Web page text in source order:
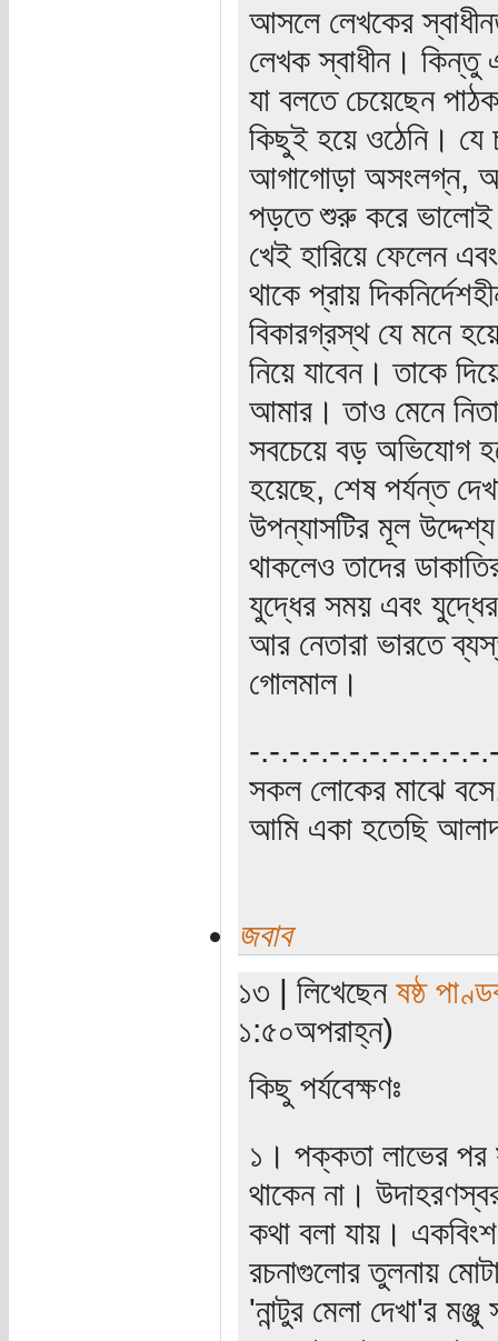
আসলে লেখকের
লেখক স্বাধীন। কিন্তু
যা বলতে চেয়েছেন
কিছুই হয়ে ওঠেনি। যে
আগাগোড়া অসংলগ্ন,
পড়তে শুরু করে ভালোই
খেই হারিয়ে ফেলেন
থাকে প্রায়
বিকারগ্রস্থ যে মনে
নিয়ে যাবেন। তাকে
আমার। তাও মেনে
সবচেয়ে বড় অভিযোগ
হয়েছে, শেষ পর্যন্ত
উপন্যাসটির মূল
থাকলেও তাদের
যুদ্ধের সময় এবং
আর নেতারা ভারতে
গোলমাল।
‍‌-.-.-.-.-.-.-.-.-.-.-.-
সকল লোকের মাঝে
আমি একা হতেছি
জবাব
১৩ | লিখেছেন ষষ্ঠ
১:৫০অপরাহ্ন)
কিছু পর্যবেক্ষণঃ
১। পক্কতা লাভের
থাকেন না।
কথা বলা যায়।
রচনাগুলোর তুলনায়
'নান্টুর মেলা দেখা'র